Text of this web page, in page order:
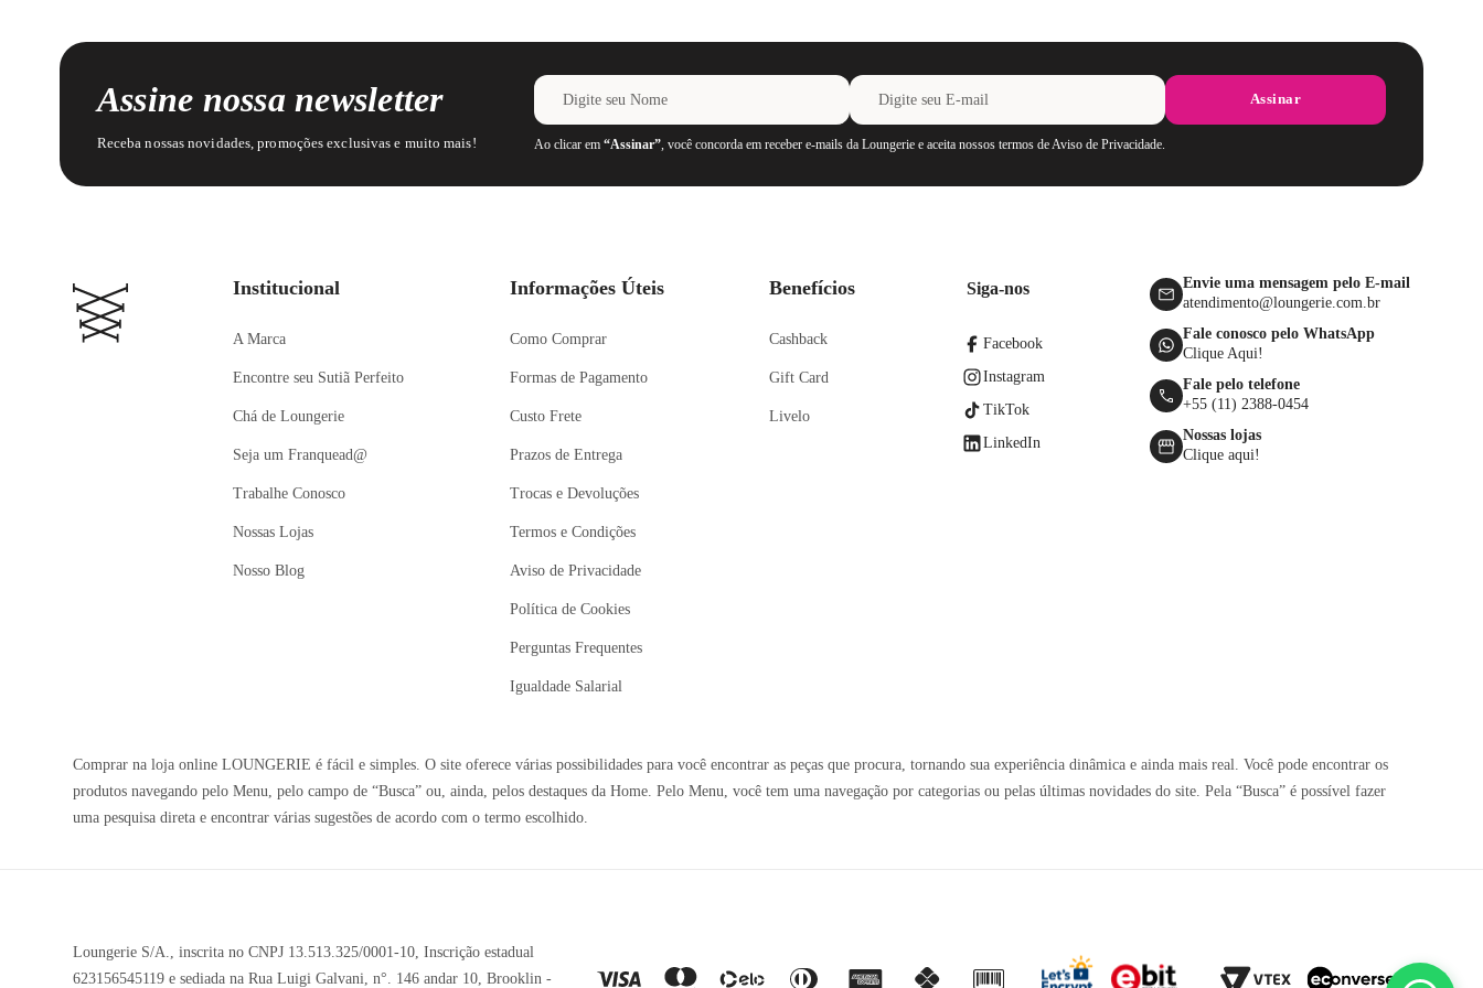
Assine nossa newsletter
Receba nossas novidades, promoções exclusivas e muito mais!
Assinar
Ao clicar em “Assinar”, você concorda em receber e-mails da Loungerie e aceita nossos termos de Aviso de Privacidade.
Institucional
A Marca
Encontre seu Sutiã Perfeito
Chá de Loungerie
Seja um Franquead@
Trabalhe Conosco
Nossas Lojas
Nosso Blog
Informações Úteis
Como Comprar
Formas de Pagamento
Custo Frete
Prazos de Entrega
Trocas e Devoluções
Termos e Condições
Aviso de Privacidade
Política de Cookies
Perguntas Frequentes
Igualdade Salarial
Benefícios
Cashback
Gift Card
Livelo
Siga-nos
Facebook
Instagram
TikTok
LinkedIn
Envie uma mensagem pelo E-mail
atendimento@loungerie.com.br
Fale conosco pelo WhatsApp
Clique Aqui!
Fale pelo telefone
+55 (11) 2388-0454
Nossas lojas
Clique aqui!
Comprar na loja online LOUNGERIE é fácil e simples. O site oferece várias possibilidades para você encontrar as peças que procura, tornando sua experiência dinâmica e ainda mais real. Você pode encontrar os
produtos navegando pelo Menu, pelo campo de “Busca” ou, ainda, pelos destaques da Home. Pelo Menu, você tem uma navegação por categorias ou pelas últimas novidades do site. Pela “Busca” é possível fazer
uma pesquisa direta e encontrar várias sugestões de acordo com o termo escolhido.
Loungerie S/A., inscrita no CNPJ 13.513.325/0001-10, Inscrição estadual
623156545119 e sediada na Rua Luigi Galvani, n°. 146 andar 10, Brooklin -